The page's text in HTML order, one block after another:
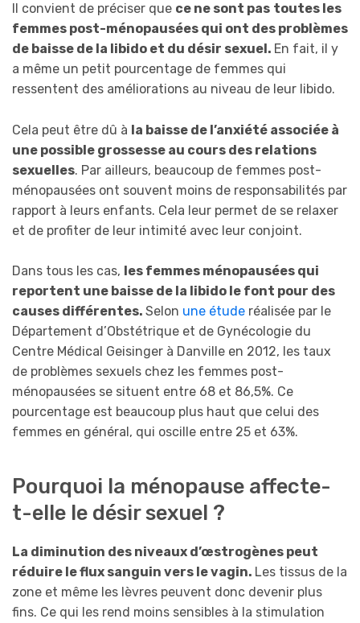
Il convient de préciser que ce ne sont pas toutes les
femmes post-ménopausées qui ont des problèmes
de baisse de la libido et du désir sexuel. En fait, il y
a même un petit pourcentage de femmes qui
ressentent des améliorations au niveau de leur libido.
Cela peut être dû à la baisse de l’anxiété associée à
une possible grossesse au cours des relations
sexuelles. Par ailleurs, beaucoup de femmes post-
ménopausées ont souvent moins de responsabilités par
rapport à leurs enfants. Cela leur permet de se relaxer
et de profiter de leur intimité avec leur conjoint.
Dans tous les cas, les femmes ménopausées qui
reportent une baisse de la libido le font pour des
causes différentes. Selon une étude réalisée par le
Département d’Obstétrique et de Gynécologie du
Centre Médical Geisinger à Danville en 2012, les taux
de problèmes sexuels chez les femmes post-
ménopausées se situent entre 68 et 86,5%. Ce
pourcentage est beaucoup plus haut que celui des
femmes en général, qui oscille entre 25 et 63%.
Pourquoi la ménopause affecte-
t-elle le désir sexuel ?
La diminution des niveaux d’œstrogènes peut
réduire le flux sanguin vers le vagin. Les tissus de la
zone et même les lèvres peuvent donc devenir plus
fins. Ce qui les rend moins sensibles à la stimulation